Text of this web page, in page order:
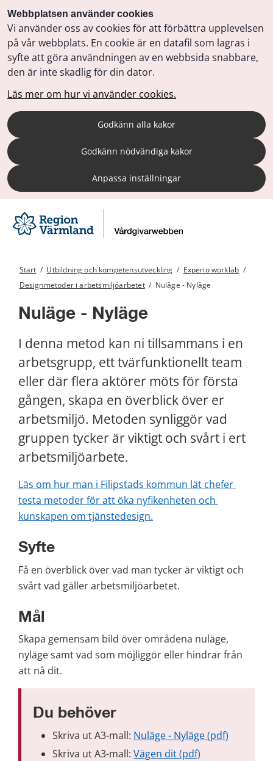
Webbplatsen använder cookies
Vi använder oss av cookies för att förbättra upplevelsen
på vår webbplats. En cookie är en datafil som lagras i
syfte att göra användningen av en webbsida snabbare,
den är inte skadlig för din dator.
Läs mer om hur vi använder cookies.
Godkänn alla kakor
Godkänn nödvändiga kakor
Anpassa inställningar
Start / Utbildning och kompetensutveckling / Experio worklab /
Designmetoder i arbetsmiljöarbetet / Nuläge - Nyläge
Nuläge - Nyläge
I denna metod kan ni tillsammans i en
arbetsgrupp, ett tvärfunktionellt team
eller där flera aktörer möts för första
gången, skapa en överblick över er
arbetsmiljö. Metoden synliggör vad
gruppen tycker är viktigt och svårt i ert
arbetsmiljöarbete.
Läs om hur man i Filipstads kommun lät chefer
testa metoder för att öka nyfikenheten och
kunskapen om tjänstedesign.
Syfte
Få en överblick över vad man tycker är viktigt och
svårt vad gäller arbetsmiljöarbetet.
Mål
Skapa gemensam bild över områdena nuläge,
nyläge samt vad som möjliggör eller hindrar från
att nå dit.
Du behöver
Skriva ut A3-mall: Nuläge - Nyläge (pdf)
Skriva ut A3-mall: Vägen dit (pdf)